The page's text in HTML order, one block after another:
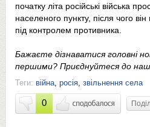
початку літа російські війська
населеного пункту, після чого
під контролем противника.
Бажаєте дізнаватися головні
першими? Приєднуйтеся до
Теги: війна росія звільнення села
0